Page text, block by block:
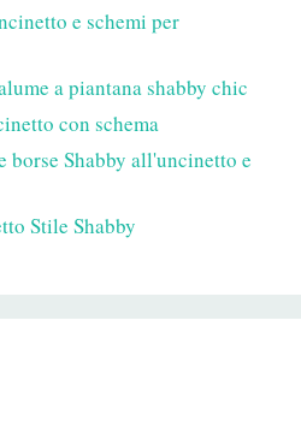
e schemi per
a piantana shabby chic
con schema
Shabby all'uncinetto e
Stile Shabby